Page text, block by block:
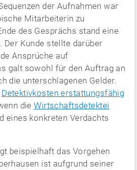
der Aufnahmen war
Mitarbeiterin zu
des Gesprächs stand eine
Kunde stellte darüber
Ansprüche auf
galt sowohl für den Auftrag an
die unterschlagenen Gelder.
Detektivkosten erstattungsfähig
dieWirtschaftsdetektei
eines konkreten Verdachts
beispielhaft das Vorgehen
ist aufgrund seiner